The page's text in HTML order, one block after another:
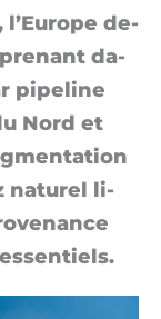
l’Eu­rope de­
da­
pi­pe­line
Nord et
na­tu­rel li­